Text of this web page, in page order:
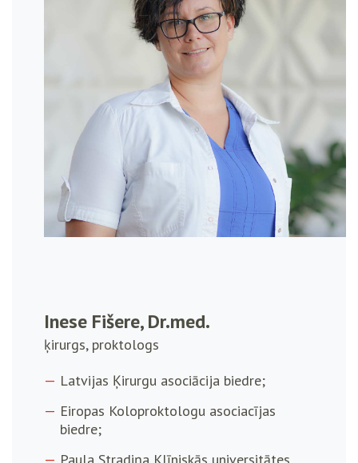
Inese Fišere, Dr.med.
ķirurgs, proktologs
Latvijas Ķirurgu asociācija biedre;
Eiropas Koloproktologu asociacījas
biedre;